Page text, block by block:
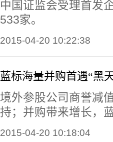
中国证监会受理首发
533家。
2015-04-20 10:22:38
蓝标海量并购首遇“黑
境外参股公司商誉减
持；并购带来增长，
2015-04-20 10:18:04